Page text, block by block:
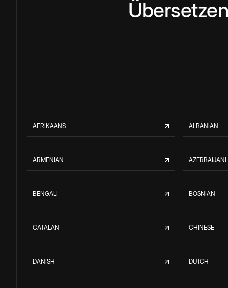
AFRIKAANS ALBANIAN
ARMENIAN AZERBAIJANI
BENGALI BOSNIAN
CATALAN CHINESE
DANISH DUTCH